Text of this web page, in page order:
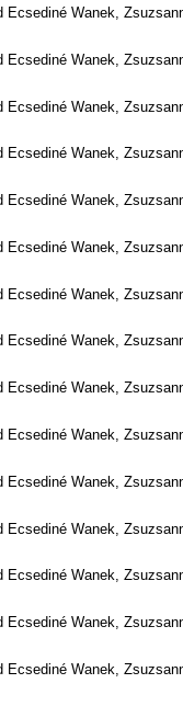
Ecsediné Wanek,
Ecsediné Wanek,
Ecsediné Wanek,
Ecsediné Wanek,
Ecsediné Wanek,
Ecsediné Wanek,
Ecsediné Wanek,
Ecsediné Wanek,
Ecsediné Wanek,
Ecsediné Wanek,
Ecsediné Wanek,
Ecsediné Wanek,
Ecsediné Wanek,
Ecsediné Wanek,
Ecsediné Wanek,